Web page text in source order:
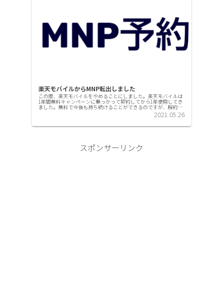
楽天モバイルからMNP転出しました
この度、楽天モバイルをやめることにしました。楽天モバイルは
1年間無料キャンペーンに乗っかって契約してから1年使用してき
ました。無料で今後も持ち続けることができるのですが、解約す
ることに決めました。今回は解約に至った経緯を記事にします。
2021.05.26
スポンサーリンク